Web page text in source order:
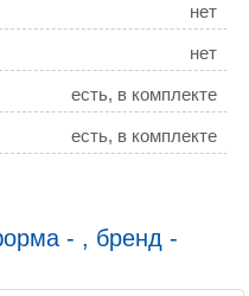
нет
нет
есть, в комплекте
есть, в комплекте
- , бренд -